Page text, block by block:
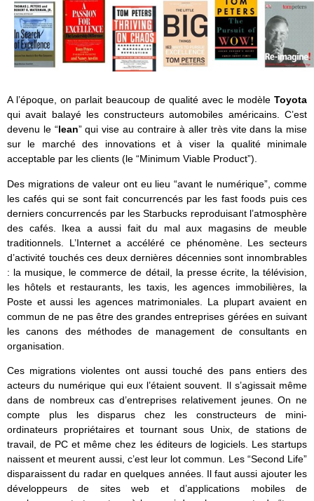
A l’époque, on parlait beaucoup de qualité avec le modèle Toyota
qui avait balayé les constructeurs automobiles américains. C’est
devenu le “lean” qui vise au contraire à aller très vite dans la mise
sur le marché des innovations et à viser la qualité minimale
acceptable par les clients (le “Minimum Viable Product”).
Des migrations de valeur ont eu lieu “avant le numérique”, comme
les cafés qui se sont fait concurrencés par les fast foods puis ces
derniers concurrencés par les Starbucks reproduisant l’atmosphère
des cafés. Ikea a aussi fait du mal aux magasins de meuble
traditionnels. L’Internet a accéléré ce phénomène. Les secteurs
d’activité touchés ces deux dernières décennies sont innombrables
: la musique, le commerce de détail, la presse écrite, la télévision,
les hôtels et restaurants, les taxis, les agences immobilières, la
Poste et aussi les agences matrimoniales. La plupart avaient en
commun de ne pas être des grandes entreprises gérées en suivant
les canons des méthodes de management de consultants en
organisation.
Ces migrations violentes ont aussi touché des pans entiers des
acteurs du numérique qui eux l’étaient souvent. Il s’agissait même
dans de nombreux cas d’entreprises relativement jeunes. On ne
compte plus les disparus chez les constructeurs de mini-
ordinateurs propriétaires et tournant sous Unix, de stations de
travail, de PC et même chez les éditeurs de logiciels. Les startups
naissent et meurent aussi, c’est leur lot commun. Les “Second Life”
disparaissent du radar en quelques années. Il faut aussi ajouter les
développeurs de sites web et d’applications mobiles de